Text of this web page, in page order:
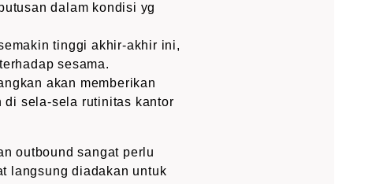
dalam kondisi yg
tinggi akhir-akhir ini,
sesama.
akan memberikan
di sela-sela rutinitas kantor
outbound sangat perlu
langsung diadakan untuk